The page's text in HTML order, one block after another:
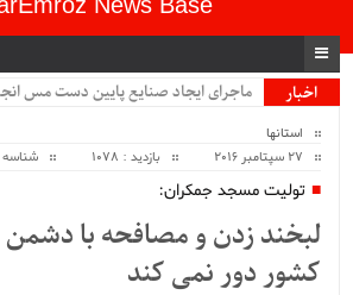
اخبار
ماجرای ایجاد صنایع پایین دست مس
استانها
بازدید : 1078 شناسه
تولیت مسجد جمکران:
لبخند زدن و مصافحه با دشمن
کشور دور نمی کند